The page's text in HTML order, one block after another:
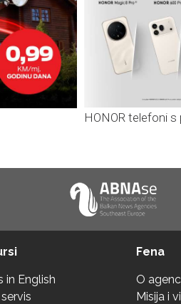
HONOR telefoni
in English
Fena
O
Misija i